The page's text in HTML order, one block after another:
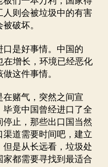
则会被垃圾中的有害
破坏。
是好事情。中国的
在增长，环境已经恶化
这件事情。
赌气，突然之间宣
竟中国曾经进口了全
止，那些出口国当然
道需要时间吧，建立
是从长远看，垃圾处
都需要寻找到最适合